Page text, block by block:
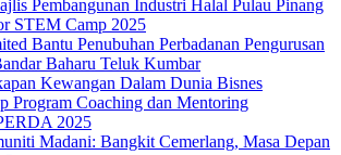
Pembangunan Industri Halal Pulau Pinang
STEM Camp 2025
Bantu Penubuhan Perbadanan Pengurusan
Baharu Teluk Kumbar
Kewangan Dalam Dunia Bisnes
Program Coaching dan Mentoring
2025
Madani: Bangkit Cemerlang, Masa Depan